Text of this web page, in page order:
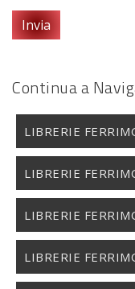
Invia
Continua a
LIBRERIE
LIBRERIE
LIBRERIE
LIBRERIE